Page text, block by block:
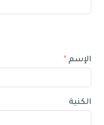
الإسم
الكنية